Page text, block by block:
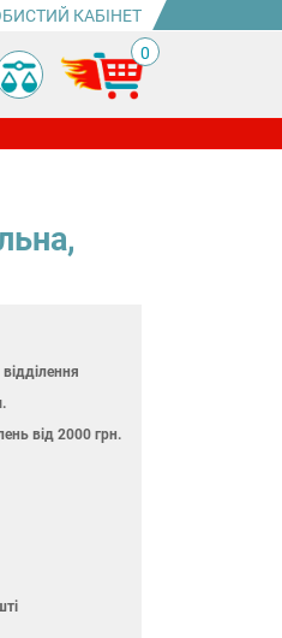
КАБІНЕТ
0
відділення
від 2000 грн.